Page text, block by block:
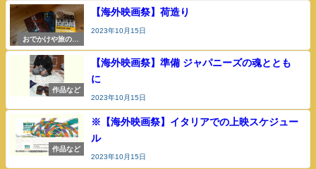
おでかけや旅の参
考
【海外映画祭】荷造り
2023年10月15日
作品など
【海外映画祭】準備 ジャパニーズの魂ととも
に
2023年10月15日
作品など
※【海外映画祭】イタリアでの上映スケジュー
ル
2023年10月15日